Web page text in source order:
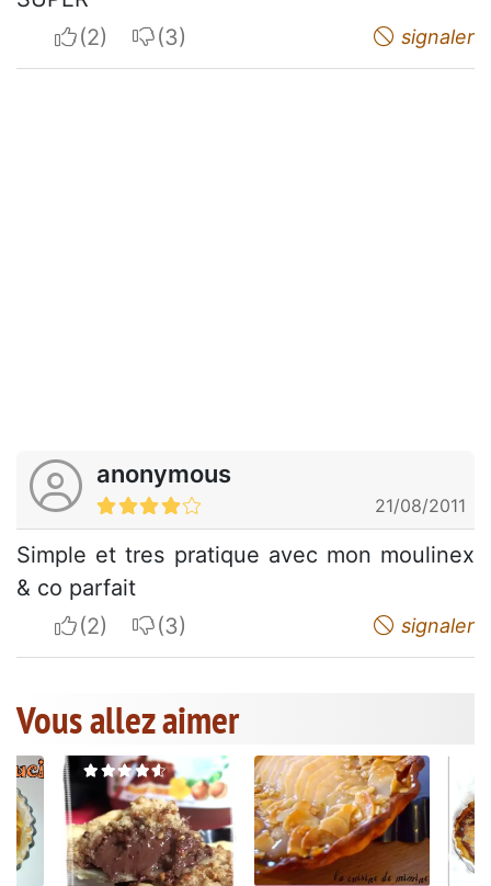
I apreciateI do not appreciate signaler
anonymous
21/08/2011
Simple et tres pratique avec mon moulinex
& co parfait
I apreciateI do not appreciate signaler
Vous allez aimer